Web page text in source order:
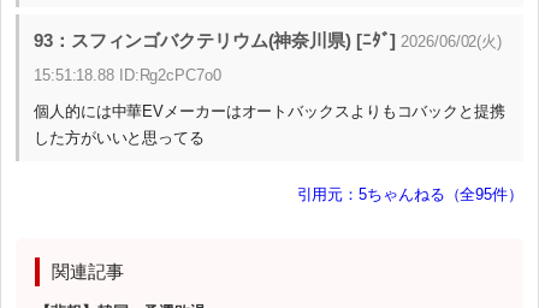
93：スフィンゴバクテリウム(神奈川県) [ﾆﾀﾞ] 2026/06/02(火)
15:51:18.88 ID:Rg2cPC7o0
個人的には中華EVメーカーはオートバックスよりもコバックと提携
した方がいいと思ってる
引用元：5ちゃんねる（全95件）
関連記事